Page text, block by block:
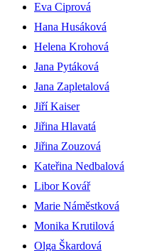
Eva Ciprová
Hana Husáková
Helena Krohová
Jana Pytáková
Jana Zapletalová
Jiří Kaiser
Jiřina Hlavatá
Jiřina Zouzová
Kateřina Nedbalová
Libor Kovář
Marie Náměstková
Monika Krutilová
Olga Škardová